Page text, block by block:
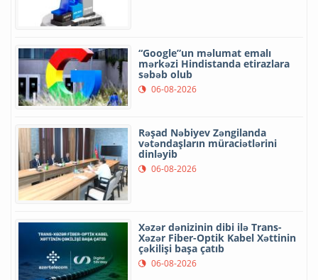
“Google”un məlumat emalı
mərkəzi Hindistanda etirazlara
səbəb olub
06-08-2026
Rəşad Nəbiyev Zəngilanda
vətəndaşların müraciətlərini
dinləyib
06-08-2026
Xəzər dənizinin dibi ilə Trans-
Xəzər Fiber-Optik Kabel Xəttinin
çəkilişi başa çatıb
06-08-2026